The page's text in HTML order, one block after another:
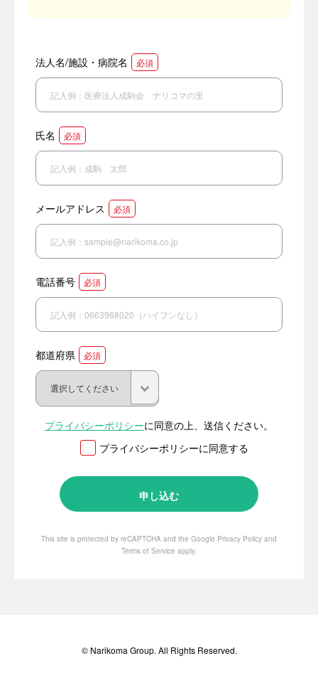
法人名/施設・病院名 必須
氏名 必須
メールアドレス 必須
電話番号 必須
都道府県 必須
プライバシーポリシーに同意の上、送信ください。
プライバシーポリシーに同意する
This site is protected by reCAPTCHA and the Google Privacy Policy and
Terms of Service apply.
© Narikoma Group. All Rights Reserved.